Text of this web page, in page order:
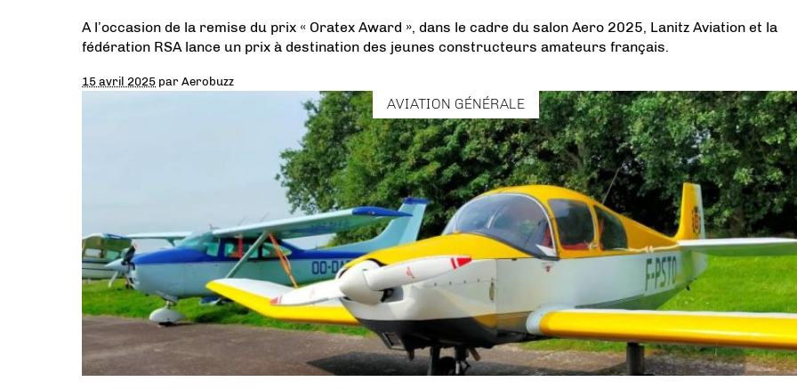
A l’occasion de la remise du prix « Oratex Award », dans le cadre du salon Aero 2025, Lanitz Aviation et la
fédération RSA lance un prix à destination des jeunes constructeurs amateurs français.
15 avril 2025 parAerobuzz
AVIATION GÉNÉRALE